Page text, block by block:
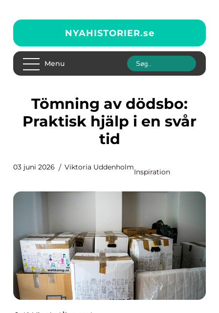
NYAHISTORIER.se
Menu
Tömning av dödsbo:
Praktisk hjälp i en svår
tid
03 juni 2026 Viktoria Uddenholm
Inspiration